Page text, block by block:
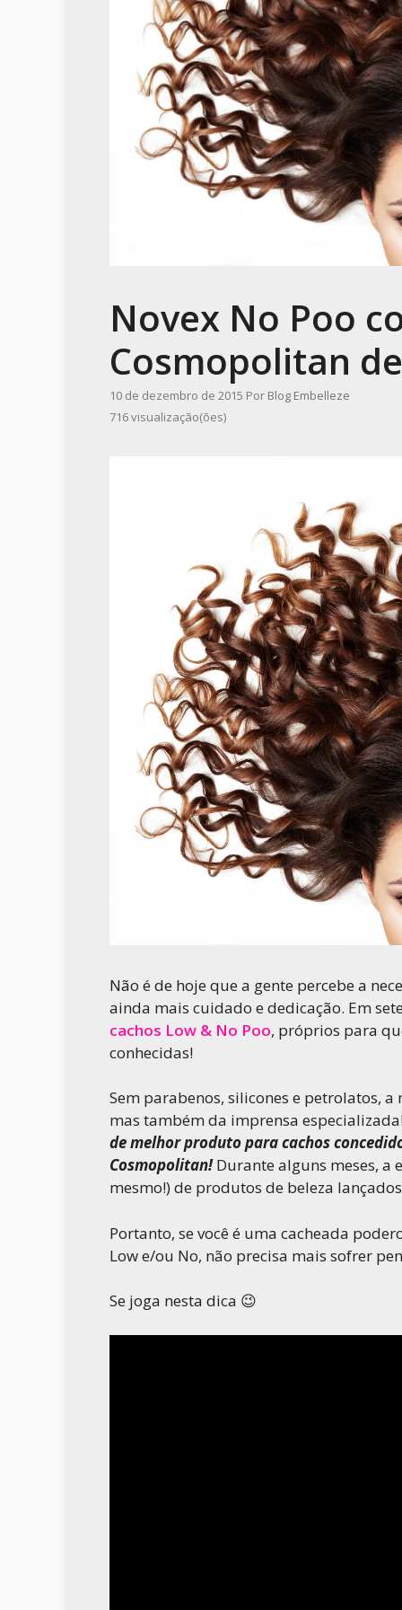
Novex No Poo
Cosmopolitan
10 de dezembro de 2015 Por Blog Embelleze
716 visualização(ões)
Não é de hoje que a gente percebe a
ainda mais cuidado e dedicação. Em
cachos Low & No Poo, próprios para
conhecidas!
Sem parabenos, silicones e petrolatos,
mas também da imprensa
de melhor produto para cachos
Cosmopolitan!Durante alguns meses, a
mesmo!) de produtos de beleza
Portanto, se você é uma cacheada
Low e/ou No, não precisa mais sofrer
Se joga nesta dica 😉